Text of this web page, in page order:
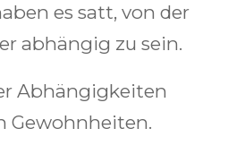
es satt, von der
abhängig zu sein.
Abhängigkeiten
Gewohnheiten.